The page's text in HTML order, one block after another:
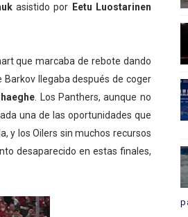
asistido por Eetu Luostarinen
que marcaba de rebote dando
llegaba después de coger
. Los Panthers, aunque no
una de las oportunidades que
y los Oilers sin muchos recursos
desaparecido en estas finales,